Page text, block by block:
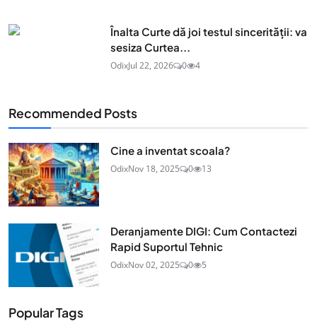
Înalta Curte dă joi testul sincerității: va
sesiza Curtea...
OdixJul 22, 2026 0 4
Recommended Posts
Cine a inventat scoala?
OdixNov 18, 2025 0 13
Deranjamente DIGI: Cum Contactezi
Rapid Suportul Tehnic
OdixNov 02, 2025 0 5
Popular Tags